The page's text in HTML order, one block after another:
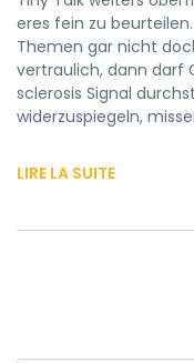
eres fein zu
Themen gar nicht
vertraulich, dann darf
sclerosis Signal
widerzuspiegeln,
LIRE LA SUITE